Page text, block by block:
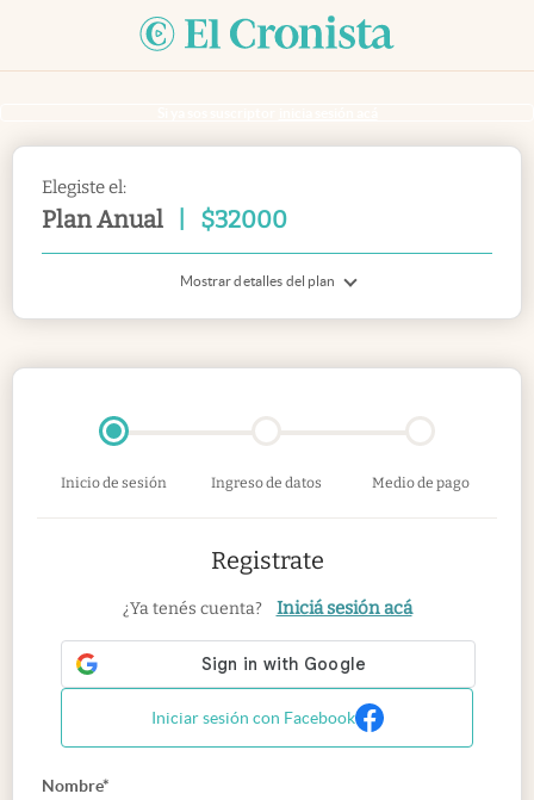
Elegiste el:
Plan Anual $32000
Mostrar detalles del plan
Inicio de sesión Ingreso de datos Medio de pago
Registrate
¿Ya tenés cuenta? Iniciá sesión acá
Iniciar sesión con Facebook
Nombre*